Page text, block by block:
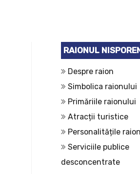
RAIONUL
Despre raion
Simbolica raionului
Primăriile raionului
Atracții turistice
Personalitățile
Serviciile publice
desconcentrate